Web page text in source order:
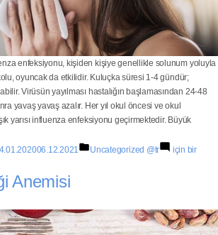
enfeksiyonu, kişiden kişiye genellikle solunum yoluyla
oyuncak da etkilidir. Kuluçka süresi 1-4 gündür;
Virüsün yayılması hastalığın başlamasından 24-48
yavaş yavaş azalır. Her yıl okul öncesi ve okul
yarısı influenza enfeksiyonu geçirmektedir. Büyük
06.12.2021 Uncategorized @tr
için bir
Anemisi